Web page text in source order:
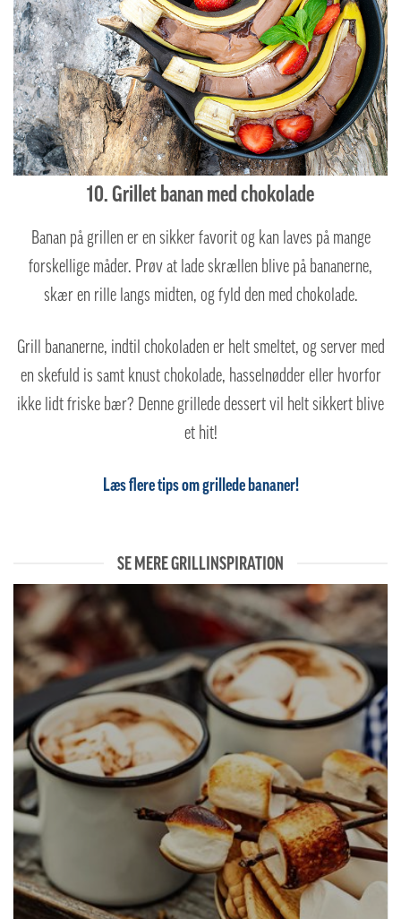
10. Grillet banan med chokolade
Banan på grillen er en sikker favorit og kan laves på mange
forskellige måder. Prøv at lade skrællen blive på bananerne,
skær en rille langs midten, og fyld den med chokolade.
Grill bananerne, indtil chokoladen er helt smeltet, og server med
en skefuld is samt knust chokolade, hasselnødder eller hvorfor
ikke lidt friske bær? Denne grillede dessert vil helt sikkert blive
et hit!
Læs flere tips om grillede bananer!
SE MERE GRILLINSPIRATION